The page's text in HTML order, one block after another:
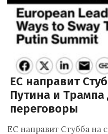
ЕС направит
Путина и
переговоры
ЕС направит Стубба на